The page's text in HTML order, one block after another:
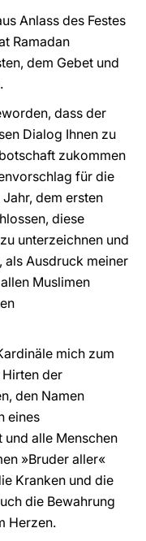
Anlass des Festes
Ramadan
dem Gebet und
dass der
Dialog Ihnen zu
zukommen
für die
dem ersten
diese
unterzeichnen und
als Ausdruck meiner
Muslimen
mich zum
der
den Namen
eines
alle Menschen
»Bruder aller«
Kranken und die
die Bewahrung
Herzen.